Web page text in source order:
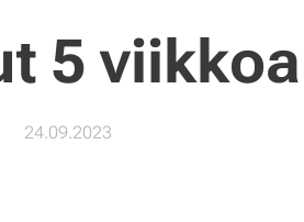
5 viikkoa
24.09.2023